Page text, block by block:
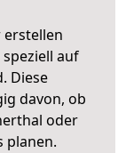
auf
Diese
davon, ob
oder
planen.